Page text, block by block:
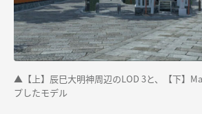
▲【上】辰巳大明神周辺のLOD 3と、【下】
プしたモデル